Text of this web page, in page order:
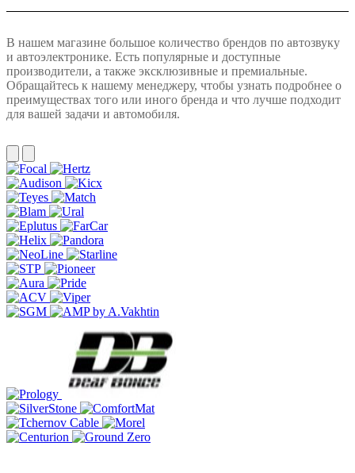
В нашем магазине большое количество брендов по автозвуку
и автоэлектронике. Есть популярные и доступные
производители, а также эксклюзивные и премиальные.
Обращайтесь к нашему менеджеру, чтобы узнать подробнее о
преимуществах того или иного бренда и что лучше подходит
для вашей задачи и автомобиля.